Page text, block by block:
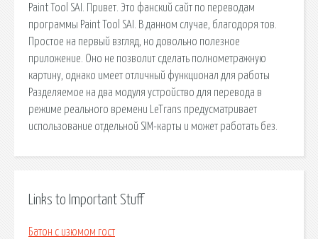
Paint Tool SAI. Привет. Это фанский сайт по переводам
программы Paint Tool SAI. В данном случае, благодоря тов.
Простое на первый взгляд, но довольно полезное
приложение. Оно не позволит сделать полнометражную
картину, однако имеет отличный функционал для работы
Разделяемое на два модуля устройство для перевода в
режиме реального времени LeTrans предусматривает
использование отдельной SIM-карты и может работать без.
Links to Important Stuff
Батон с изюмом гост